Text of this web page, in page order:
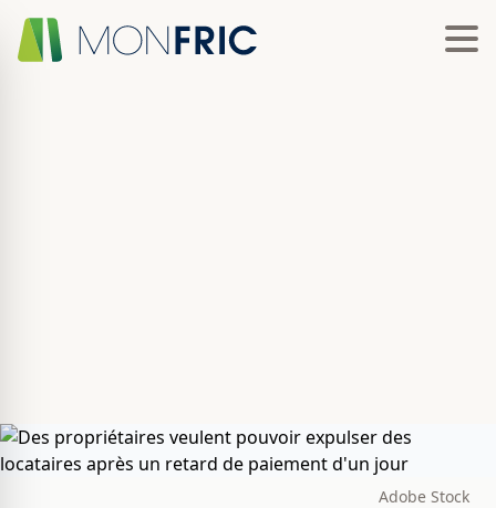
Adobe Stock